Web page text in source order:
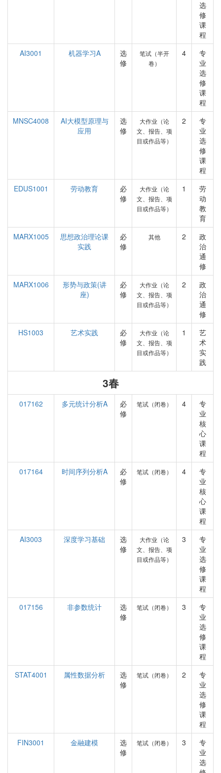
选
修
课
程
AI3001
机器学习A
选
修
笔试（半开
卷）
4
专
业
选
修
课
程
MNSC4008
AI大模型原理与
应用
选
修
大作业（论
文、报告、项
目或作品等）
2
专
业
选
修
课
程
EDUS1001
劳动教育
必
修
大作业（论
文、报告、项
目或作品等）
1
劳
动
教
育
MARX1005
思想政治理论课
实践
必
修
其他 2
政
治
通
修
MARX1006
形势与政策(讲
座)
必
修
大作业（论
文、报告、项
目或作品等）
2
政
治
通
修
HS1003
艺术实践
必
修
大作业（论
文、报告、项
目或作品等）
1
艺
术
实
践
3春
017162 多元统计分析A
必
修
笔试（闭卷） 4
专
业
核
心
课
程
017164
时间序列分析A
必
修
笔试（闭卷） 4
专
业
核
心
课
程
AI3003
深度学习基础
选
修
大作业（论
文、报告、项
目或作品等）
3
专
业
选
修
课
程
017156
非参数统计
选
修
笔试（闭卷） 3
专
业
选
修
课
程
STAT4001
属性数据分析
选
修
笔试（闭卷） 2
专
业
选
修
课
程
FIN3001
金融建模
选
修
笔试（闭卷） 3
专
业
选